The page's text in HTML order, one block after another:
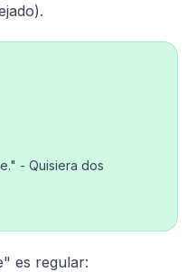
- Quisiera dos
es regular: